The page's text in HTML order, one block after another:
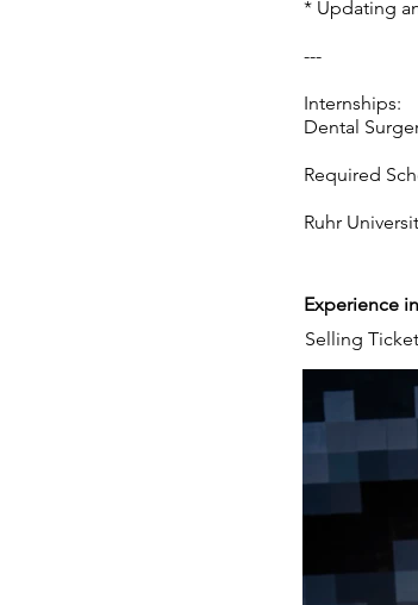
* Updating
---
Internships:
Dental
Required
Ruhr
Experience
Selling